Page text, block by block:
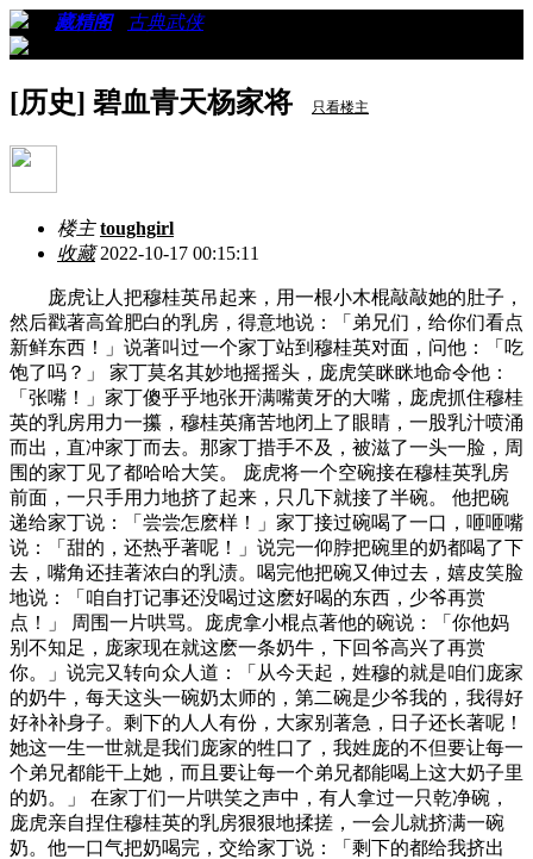
藏精阁 古典武侠
[历史] 碧血青天杨家将 只看楼主
楼主 toughgirl
收藏2022-10-17 00:15:11
庞虎让人把穆桂英吊起来，用一根小木棍敲敲她的肚子，
然后戳著高耸肥白的乳房，得意地说：「弟兄们，给你们看点
新鲜东西！」说著叫过一个家丁站到穆桂英对面，问他：「吃
饱了吗？」 家丁莫名其妙地摇摇头，庞虎笑眯眯地命令他：
「张嘴！」家丁傻乎乎地张开满嘴黄牙的大嘴，庞虎抓住穆桂
英的乳房用力一攥，穆桂英痛苦地闭上了眼睛，一股乳汁喷涌
而出，直冲家丁而去。那家丁措手不及，被滋了一头一脸，周
围的家丁见了都哈哈大笑。 庞虎将一个空碗接在穆桂英乳房
前面，一只手用力地挤了起来，只几下就接了半碗。 他把碗
递给家丁说：「尝尝怎麽样！」家丁接过碗喝了一口，咂咂嘴
说：「甜的，还热乎著呢！」说完一仰脖把碗里的奶都喝了下
去，嘴角还挂著浓白的乳渍。喝完他把碗又伸过去，嬉皮笑脸
地说：「咱自打记事还没喝过这麽好喝的东西，少爷再赏
点！」 周围一片哄骂。庞虎拿小棍点著他的碗说：「你他妈
别不知足，庞家现在就这麽一条奶牛，下回爷高兴了再赏
你。」说完又转向众人道：「从今天起，姓穆的就是咱们庞家
的奶牛，每天这头一碗奶太师的，第二碗是少爷我的，我得好
好补补身子。剩下的人人有份，大家别著急，日子还长著呢！
她这一生一世就是我们庞家的牲口了，我姓庞的不但要让每一
个弟兄都能干上她，而且要让每一个弟兄都能喝上这大奶子里
的奶。」 在家丁们一片哄笑之声中，有人拿过一只乾净碗，
庞虎亲自捏住穆桂英的乳房狠狠地揉搓，一会儿就挤满一碗
奶。他一口气把奶喝完，交给家丁说：「剩下的都给我挤出